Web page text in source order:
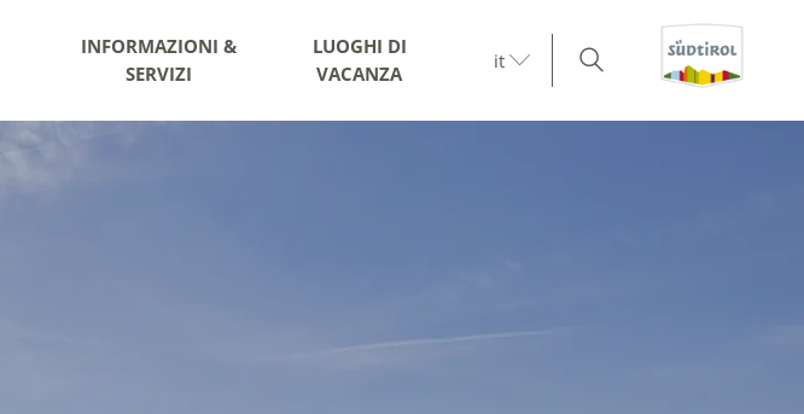
INFORMAZIONI &
SERVIZI
LUOGHI DI
VACANZA
it